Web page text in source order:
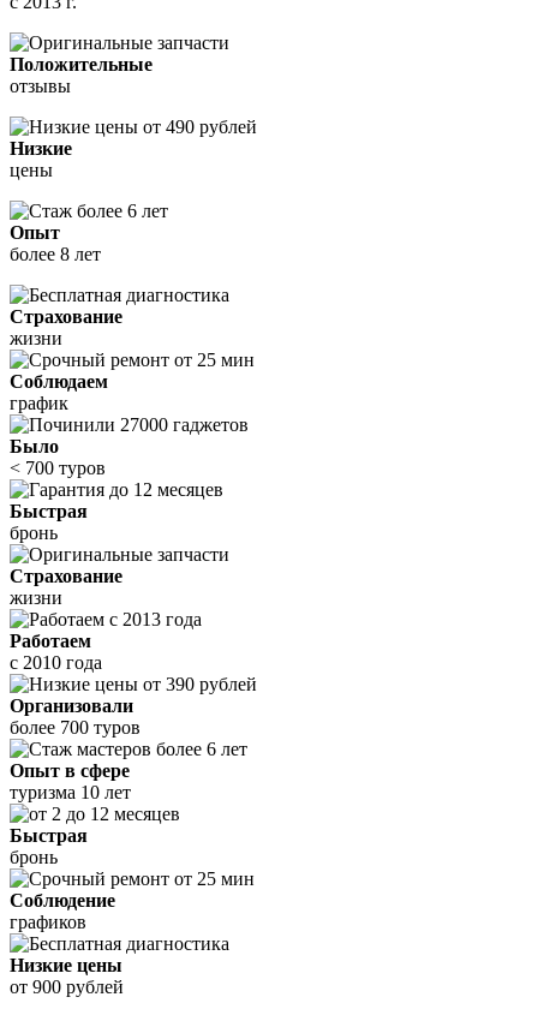
Положительные
отзывы
Низкие
цены
Опыт
более 8 лет
Страхование
жизни
Соблюдаем
график
Было
< 700 туров
Быстрая
бронь
Страхование
жизни
Работаем
с 2010 года
Организовали
более 700 туров
Опыт в сфере
туризма 10 лет
Быстрая
бронь
Соблюдение
графиков
Низкие цены
от 900 рублей